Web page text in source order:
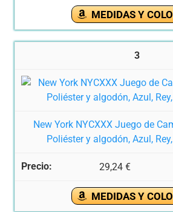
MEDIDAS Y
3
New York NYCXXX Juego de
Poliéster y algodón, Azul,
29,24 €
MEDIDAS Y